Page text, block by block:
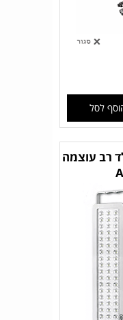
לסל
חירום חדש 60 לד רב עוצמה